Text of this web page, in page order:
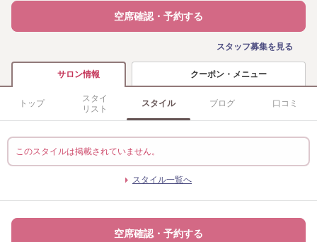
空席確認・予約する
スタッフ募集を見る
サロン情報 クーポン・メニュー
トップ
スタイ
リスト
スタイル ブログ 口コミ
このスタイルは掲載されていません。
スタイル一覧へ
空席確認・予約する